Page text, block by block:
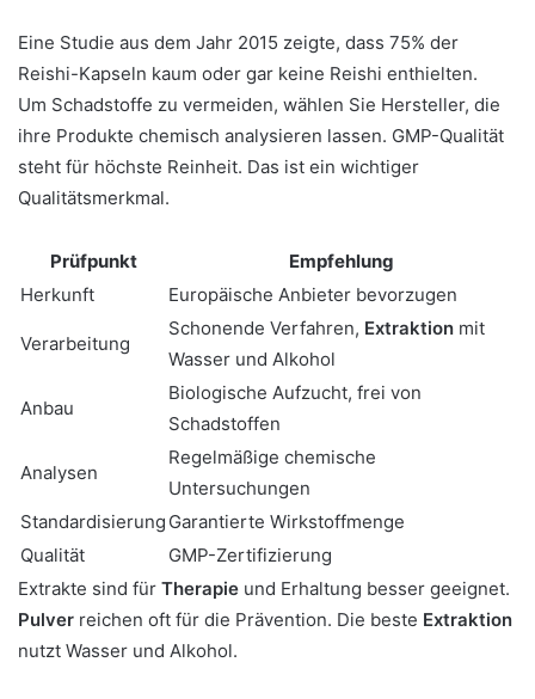
Eine Studie aus dem Jahr 2015 zeigte, dass 75% der
Reishi-Kapseln kaum oder gar keine Reishi enthielten.
Um Schadstoffe zu vermeiden, wählen Sie Hersteller, die
ihre Produkte chemisch analysieren lassen. GMP-Qualität
steht für höchste Reinheit. Das ist ein wichtiger
Qualitätsmerkmal.
Prüfpunkt
Empfehlung
Herkunft
Europäische Anbieter bevorzugen
Verarbeitung
Schonende Verfahren, Extraktion mit
Wasser und Alkohol
Anbau
Biologische Aufzucht, frei von
Schadstoffen
Analysen
Regelmäßige chemische
Untersuchungen
Standardisierung Garantierte Wirkstoffmenge
Qualität
GMP-Zertifizierung
Extrakte sind für Therapie und Erhaltung besser geeignet.
Pulver reichen oft für die Prävention. Die beste Extraktion
nutzt Wasser und Alkohol.